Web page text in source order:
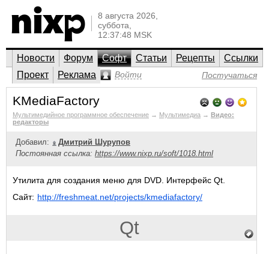
8 августа 2026,
суббота,
12:37:48 MSK
Новости Форум Софт Статьи Рецепты
Ссылки
Проект
Реклама Войти Постучаться
KMediaFactory
Мультимедийное программное обеспечение → Мультимедиа → Видео:
редакторы
Добавил:
Дмитрий Шурупов
Постоянная ссылка: https://www.nixp.ru/soft/1018.html
Утилита для создания меню для DVD. Интерфейс Qt.
Сайт: http://freshmeat.net/projects/kmediafactory/
Qt